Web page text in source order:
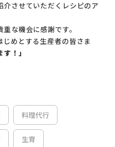
介させていただくレシピのア
な機会に感謝です。
めとする生産者の皆さま
！」
料理代行
生育